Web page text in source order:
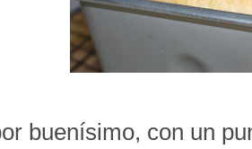
buenísimo, con un